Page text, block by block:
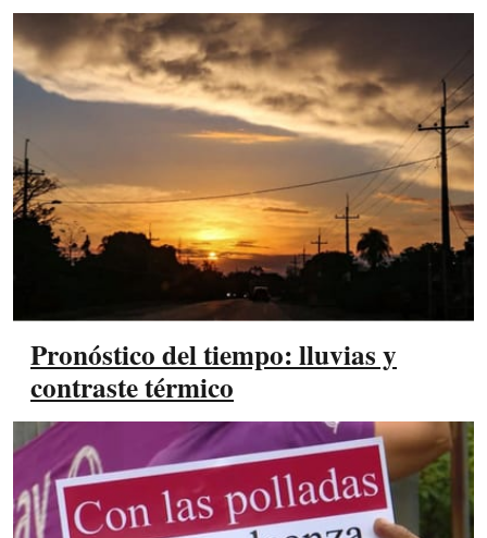
Pronóstico del tiempo: lluvias y
contraste térmico